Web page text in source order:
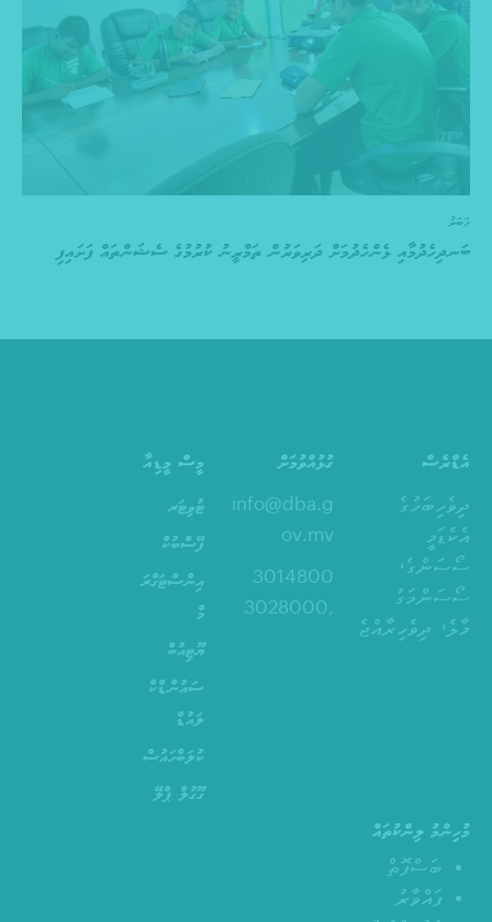
ޚަބަރު
ބަނދިހެދުމާއި ޅެންހެދުމަށް ދަރިވަރުން ތަމްރީނު ކުރުމުގެ ސެޝަންތައް ފަށައިފި
އެޑްރެސް
ދިވެހިބަހުގެ
އެކެޑަމީ
ސޯސަންގެ،
ސޯސަންމަގު
މާލެ، ދިވެހިރާއްޖެ
ގުޅުއްވުމަށް
info@dba.g
ov.mv
3014800
,3028000
މީސް މީޑިއާ
ޓުވިޓަރ
ފޭސްބުކް
އިންސްޓަގްރަ
މް
ޔޫޓިއުބް
ސައުންޑްކް
ލައުޑް
ކުލަބްހައުސް
ގޫގުލް ޕްލޭ
މުހިންމު ލިންކުތައް
ބަސްފޮތް
ފައްވާރު